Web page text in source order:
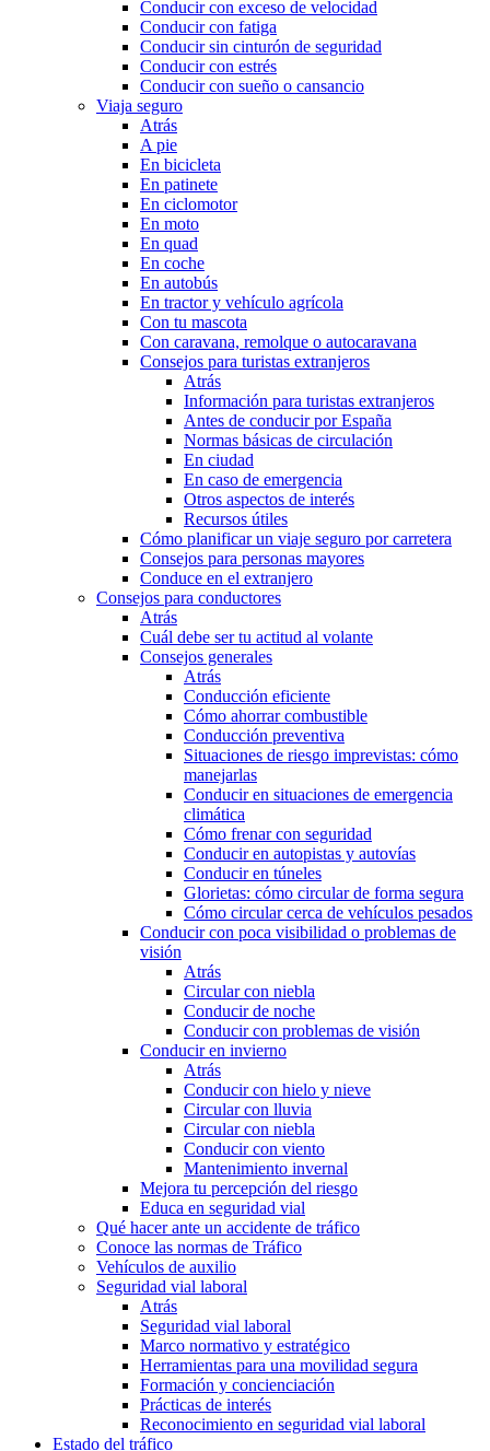
Conducir con exceso de velocidad
Conducir con fatiga
Conducir sin cinturón de seguridad
Conducir con estrés
Conducir con sueño o cansancio
Viaja seguro
Atrás
A pie
En bicicleta
En patinete
En ciclomotor
En moto
En quad
En coche
En autobús
En tractor y vehículo agrícola
Con tu mascota
Con caravana, remolque o autocaravana
Consejos para turistas extranjeros
Atrás
Información para turistas extranjeros
Antes de conducir por España
Normas básicas de circulación
En ciudad
En caso de emergencia
Otros aspectos de interés
Recursos útiles
Cómo planificar un viaje seguro por carretera
Consejos para personas mayores
Conduce en el extranjero
Consejos para conductores
Atrás
Cuál debe ser tu actitud al volante
Consejos generales
Atrás
Conducción eficiente
Cómo ahorrar combustible
Conducción preventiva
Situaciones de riesgo imprevistas: cómo
manejarlas
Conducir en situaciones de emergencia
climática
Cómo frenar con seguridad
Conducir en autopistas y autovías
Conducir en túneles
Glorietas: cómo circular de forma segura
Cómo circular cerca de vehículos pesados
Conducir con poca visibilidad o problemas de
visión
Atrás
Circular con niebla
Conducir de noche
Conducir con problemas de visión
Conducir en invierno
Atrás
Conducir con hielo y nieve
Circular con lluvia
Circular con niebla
Conducir con viento
Mantenimiento invernal
Mejora tu percepción del riesgo
Educa en seguridad vial
Qué hacer ante un accidente de tráfico
Conoce las normas de Tráfico
Vehículos de auxilio
Seguridad vial laboral
Atrás
Seguridad vial laboral
Marco normativo y estratégico
Herramientas para una movilidad segura
Formación y concienciación
Prácticas de interés
Reconocimiento en seguridad vial laboral
Estado del tráfico